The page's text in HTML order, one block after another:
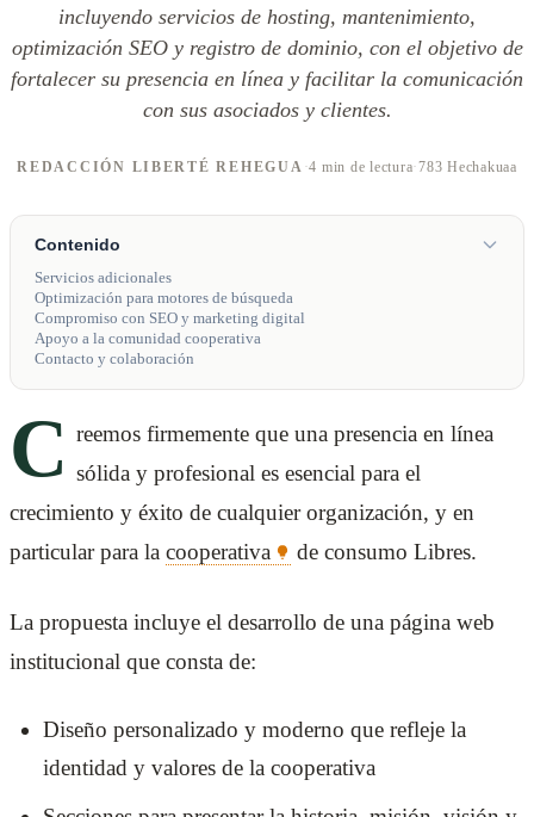
incluyendo servicios de hosting, mantenimiento,
optimización SEO y registro de dominio, con el objetivo de
fortalecer su presencia en línea y facilitar la comunicación
con sus asociados y clientes.
REDACCIÓN LIBERTÉ REHEGUA ·4 min de lectura·783 Hechakuaa
Contenido
Servicios adicionales
Optimización para motores de búsqueda
Compromiso con SEO y marketing digital
Apoyo a la comunidad cooperativa
Contacto y colaboración
C reemos firmemente que una presencia en línea
sólida y profesional es esencial para el
crecimiento y éxito de cualquier organización, y en
particular para la cooperativa de consumo Libres.
La propuesta incluye el desarrollo de una página web
institucional que consta de:
Diseño personalizado y moderno que refleje la
identidad y valores de la cooperativa